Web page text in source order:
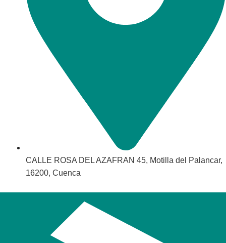
CALLE ROSA DEL AZAFRAN 45, Motilla del Palancar,
16200, Cuenca